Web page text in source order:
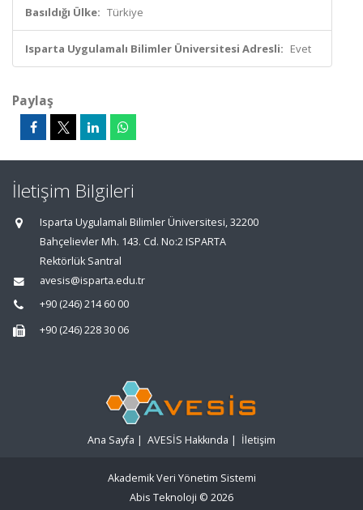
Basıldığı Ülke: Türkiye
Isparta Uygulamalı Bilimler Üniversitesi Adresli: Evet
Paylaş
İletişim Bilgileri
Isparta Uygulamalı Bilimler Üniversitesi, 32200
Bahçelievler Mh. 143. Cd. No:2 ISPARTA
Rektörlük Santral
avesis@isparta.edu.tr
+90 (246) 214 60 00
+90 (246) 228 30 06
Ana Sayfa | AVESİS Hakkında | İletişim
Akademik Veri Yönetim Sistemi
Abis Teknoloji © 2026